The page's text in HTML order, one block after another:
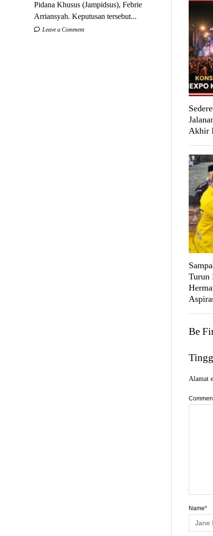
Pidana Khusus (Jampidsus), Febrie
Arriansyah. Keputusan tersebut...
Leave a Comment
Akhir
Turun
Be
Alamat
Name*